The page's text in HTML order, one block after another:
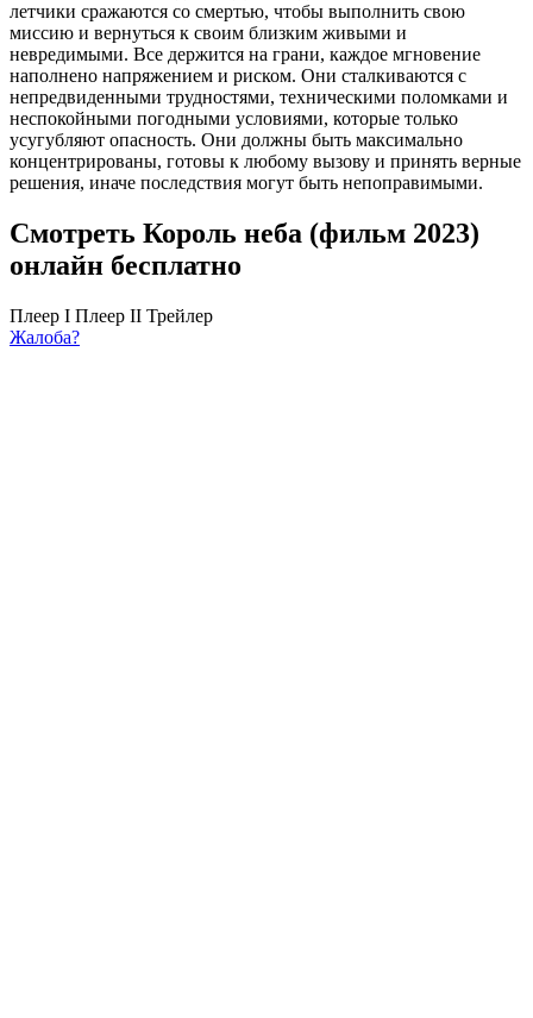
летчики сражаются со смертью, чтобы выполнить свою
миссию и вернуться к своим близким живыми и
невредимыми. Все держится на грани, каждое мгновение
наполнено напряжением и риском. Они сталкиваются с
непредвиденными трудностями, техническими поломками и
неспокойными погодными условиями, которые только
усугубляют опасность. Они должны быть максимально
концентрированы, готовы к любому вызову и принять верные
решения, иначе последствия могут быть непоправимыми.
Смотреть Король неба (фильм 2023)
онлайн бесплатно
Плеер I Плеер II Трейлер
Жалоба?